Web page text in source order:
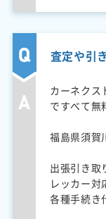
査定や引
カーネクス
ですべて無
福島県須賀
出張引き取
レッカー対
各種手続き